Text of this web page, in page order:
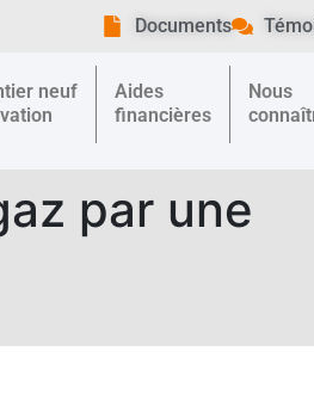
Documents
neuf
Aides
financières
Nous
par une